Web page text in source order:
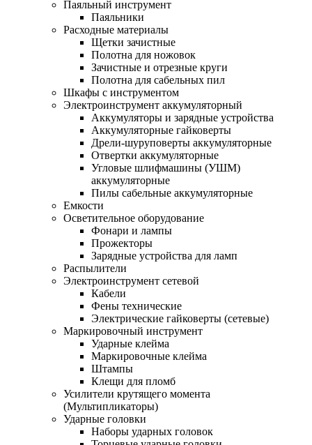
Паяльный инструмент
Паяльники
Расходные материалы
Щетки зачистные
Полотна для ножовок
Зачистные и отрезные круги
Полотна для сабельных пил
Шкафы с инструментом
Электроинструмент аккумуляторный
Аккумуляторы и зарядные устройства
Аккумуляторные гайковерты
Дрели-шуруповерты аккумуляторные
Отвертки аккумуляторные
Угловые шлифмашины (УШМ)
аккумуляторные
Пилы сабельные аккумуляторные
Емкости
Осветительное оборудование
Фонари и лампы
Прожекторы
Зарядные устройства для ламп
Распылители
Электроинструмент сетевой
Кабели
Фены технические
Электрические гайковерты (сетевые)
Маркировочный инструмент
Ударные клейма
Маркировочные клейма
Штампы
Клещи для пломб
Усилители крутящего момента
(Мультипликаторы)
Ударные головки
Наборы ударных головок